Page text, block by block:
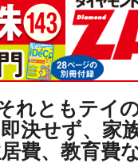
れともテイ
決せず、家
費、教育費